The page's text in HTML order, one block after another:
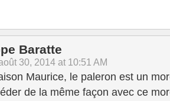
Baratte
30, 2014 at 10:51 AM
Maurice, le paleron est un
de la même façon avec ce